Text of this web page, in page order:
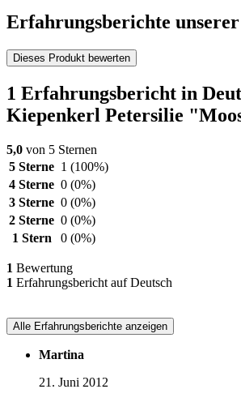
Erfahrungsberichte
Dieses Produkt bewerten
1 Erfahrungsbericht in
Kiepenkerl Petersilie
5,0 von 5 Sternen
5 Sterne 1 (100%)
4 Sterne 0 (0%)
3 Sterne 0 (0%)
2 Sterne 0 (0%)
1 Stern
0 (0%)
1 Bewertung
1 Erfahrungsbericht auf Deutsch
Alle Erfahrungsberichte anzeigen
Martina
21. Juni 2012